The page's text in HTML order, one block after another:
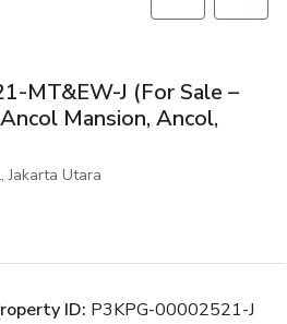
MT&EW-J (For Sale –
Mansion, Ancol,
Jakarta Utara
ID: P3KPG-00002521-J